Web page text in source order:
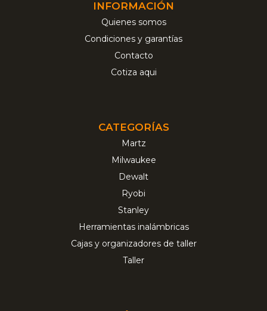
INFORMACIÓN
Quienes somos
Condiciones y garantías
Contacto
Cotiza aqui
CATEGORÍAS
Martz
Milwaukee
Dewalt
Ryobi
Stanley
Herramientas inalámbricas
Cajas y organizadores de taller
Taller